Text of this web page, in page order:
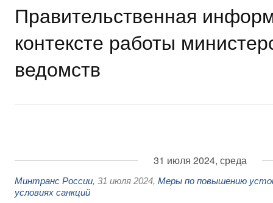
Правительственная
контексте работы
ведомств
31 июля 2024, среда
Минтранс России, 31 июля 2024, Меры по повышению
условиях санкций